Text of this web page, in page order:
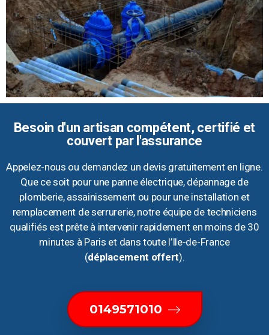
Besoin d'un artisan compétent, certifié et
couvert par l'assurance
Appelez-nous ou demandez un devis gratuitement en ligne.
Que ce soit pour une panne électrique, dépannage de
plomberie, assainissement ou pour une installation et
remplacement de serrurerie, notre équipe de techniciens
qualifiés est prête à intervenir rapidement en moins de 30
minutes à Paris et dans toute l’Ile-de-France
(déplacement offert).
0149571010